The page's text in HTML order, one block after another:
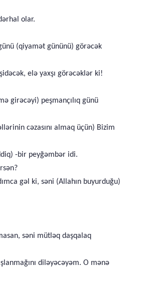
olar.
(qiyamət gününü) görəcək
elə yaxşı görəcəklər ki!
girəcəyi) peşmançılıq günü
cəzasını almaq üçün) Bizim
-bir peyğəmbər idi.
gəl ki, səni (Allahın buyurduğu)
səni mütləq daşqalaq
diləyəcəyəm. O mənə